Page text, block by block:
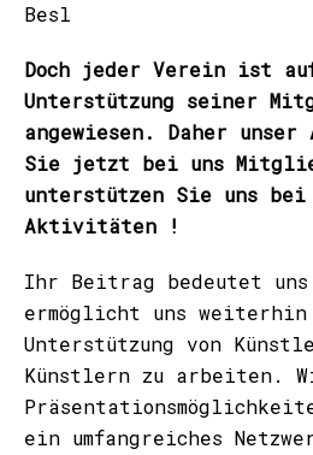
Besl
Doch jeder Verein ist
Unterstützung seiner
angewiesen. Daher unser
Sie jetzt bei uns
unterstützen Sie uns bei
Aktivitäten !
Ihr Beitrag bedeutet
ermöglicht uns
Unterstützung von
Künstlern zu arbeiten.
ein umfangreiches